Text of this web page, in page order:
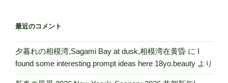
最近のコメント
夕暮れの相模湾,Sagami Bay at dusk,相模湾在黄昏 に I
found some interesting prompt ideas here 18yo.beauty より